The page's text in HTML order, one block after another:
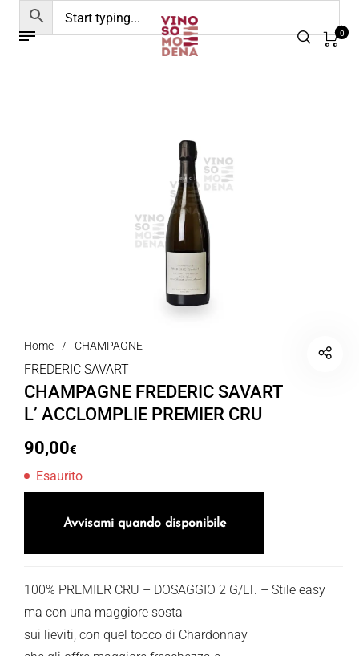
0
Home / CHAMPAGNE
FREDERIC SAVART
CHAMPAGNE FREDERIC SAVART
L’ ACCLOMPLIE PREMIER CRU
90,00€
Esaurito
Avvisami quando disponibile
100% PREMIER CRU – DOSAGGIO 2 G/LT. – Stile easy
ma con una maggiore sosta
sui lieviti, con quel tocco di Chardonnay